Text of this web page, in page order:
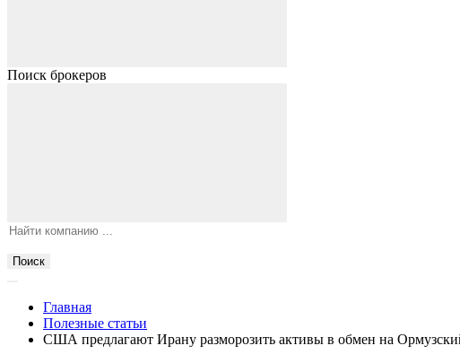
Поиск брокеров
Поиск
Главная
Полезные статьи
США предлагают Ирану разморозить активы в обмен на